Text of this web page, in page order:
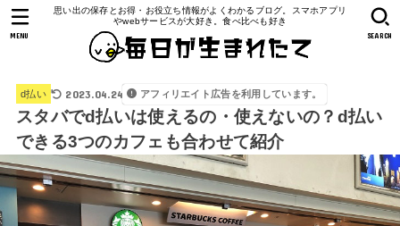
思い出の保存とお得・お役立ち情報がよくわかるブログ。スマホアプリ
やwebサービスが大好き。食べ比べも好き
SEARCH
MENU
d払い 2023.04.24 アフィリエイト広告を利用しています。
スタバでd払いは使えるの・使えないの？d払い
できる3つのカフェも合わせて紹介